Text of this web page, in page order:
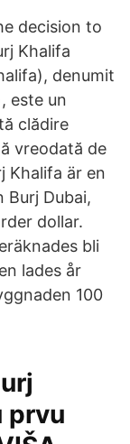
decision to
Khalifa
clădire
vreodată de
Khalifa är en
Dubai,
dollar.
bli
lades år
100
prvu